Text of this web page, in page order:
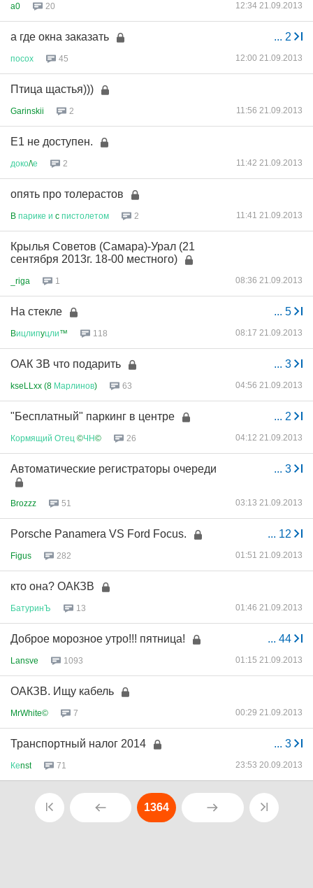
a0 20 12:34 21.09.2013
... 2
а где окна заказать
посох 45 12:00 21.09.2013
Птица щастья)))
Garinskii 2 11:56 21.09.2013
Е1 не доступен.
доко/\е 2 11:42 21.09.2013
опять про толерастов
B парике и c пистолетом 2 11:41 21.09.2013
Крылья Советов (Самара)-Урал (21
сентября 2013г. 18-00 местного)
_riga 1 08:36 21.09.2013
... 5
На стекле
Bицлипyцли™ 118 08:17 21.09.2013
... 3
ОАК ЗВ что подарить
kseLLxx (8 Марлинов) 63 04:56 21.09.2013
... 2
"Бесплатный" паркинг в центре
Кормящий Отец ©ЧН© 26 04:12 21.09.2013
... 3
Автоматические регистраторы очереди
Brozzz 51 03:13 21.09.2013
... 12
Porsche Panamera VS Ford Focus.
Figus 282 01:51 21.09.2013
кто она? ОАКЗВ
БатуринЪ 13 01:46 21.09.2013
... 44
Доброе морозное утро!!! пятница!
Lansve 1093 01:15 21.09.2013
ОАКЗВ. Ищу кабель
MrWhite© 7 00:29 21.09.2013
... 3
Транспортный налог 2014
Кеnst 71 23:53 20.09.2013
1364